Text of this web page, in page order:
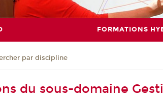
FORMATIONS
par discipline
du sous-domaine